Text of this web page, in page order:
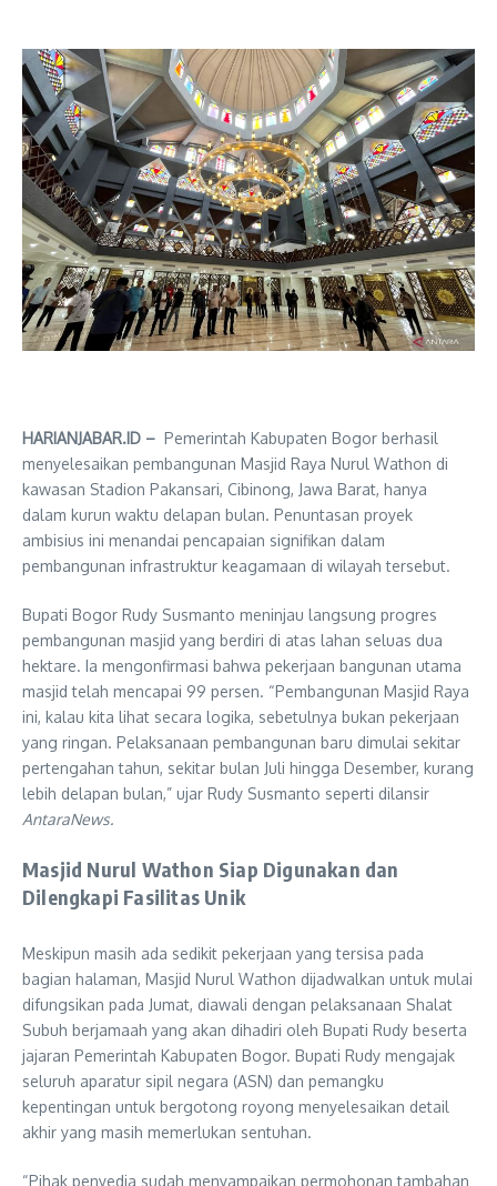
HARIANJABAR.ID – Pemerintah Kabupaten Bogor berhasil
menyelesaikan pembangunan Masjid Raya Nurul Wathon di
kawasan Stadion Pakansari, Cibinong, Jawa Barat, hanya
dalam kurun waktu delapan bulan. Penuntasan proyek
ambisius ini menandai pencapaian signifikan dalam
pembangunan infrastruktur keagamaan di wilayah tersebut.
Bupati Bogor Rudy Susmanto meninjau langsung progres
pembangunan masjid yang berdiri di atas lahan seluas dua
hektare. Ia mengonfirmasi bahwa pekerjaan bangunan utama
masjid telah mencapai 99 persen. “Pembangunan Masjid Raya
ini, kalau kita lihat secara logika, sebetulnya bukan pekerjaan
yang ringan. Pelaksanaan pembangunan baru dimulai sekitar
pertengahan tahun, sekitar bulan Juli hingga Desember, kurang
lebih delapan bulan,” ujar Rudy Susmanto seperti dilansir
AntaraNews.
Masjid Nurul Wathon Siap Digunakan dan
Dilengkapi Fasilitas Unik
Meskipun masih ada sedikit pekerjaan yang tersisa pada
bagian halaman, Masjid Nurul Wathon dijadwalkan untuk mulai
difungsikan pada Jumat, diawali dengan pelaksanaan Shalat
Subuh berjamaah yang akan dihadiri oleh Bupati Rudy beserta
jajaran Pemerintah Kabupaten Bogor. Bupati Rudy mengajak
seluruh aparatur sipil negara (ASN) dan pemangku
kepentingan untuk bergotong royong menyelesaikan detail
akhir yang masih memerlukan sentuhan.
“Pihak penyedia sudah menyampaikan permohonan tambahan